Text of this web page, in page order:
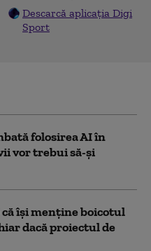
Descarcă aplicația Digi
Sport
folosirea AI în
vor trebui să-şi
că îşi menţine boicotul
dacă proiectul de